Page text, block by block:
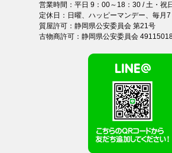
営業時間：平日 9：00～18：30 / 土・祝
定休日：日曜、ハッピーマンデー、毎月
質屋許可：静岡県公安委員会 第21号
古物商許可：静岡県公安委員会